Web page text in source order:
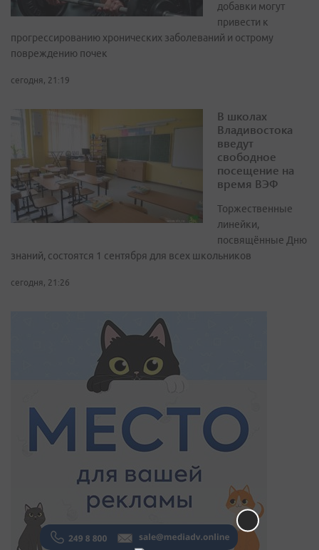
добавки могут
привести к
прогрессированию хронических заболеваний и острому
повреждению почек
сегодня, 21:19
В школах
Владивостока
введут
свободное
посещение на
время ВЭФ
Торжественные
линейки,
посвящённые Дню
знаний, состоятся 1 сентября для всех школьников
сегодня, 21:26